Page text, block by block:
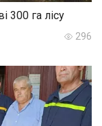
300 га лісу
296